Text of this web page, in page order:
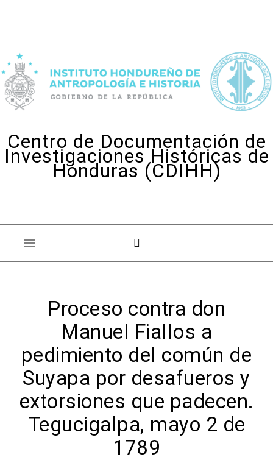
Centro de Documentación de
Investigaciones Históricas de
Honduras (CDIHH)
Proceso contra don
Manuel Fiallos a
pedimiento del común de
Suyapa por desafueros y
extorsiones que padecen.
Tegucigalpa, mayo 2 de
1789